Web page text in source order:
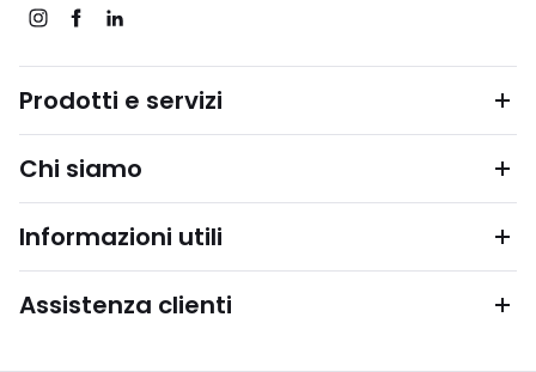
Prodotti e servizi
Chi siamo
Informazioni utili
Assistenza clienti